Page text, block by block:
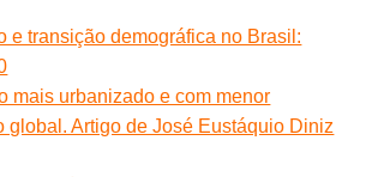
e transição demográfica no Brasil:
mais urbanizado e com menor
global. Artigo de José Eustáquio Diniz